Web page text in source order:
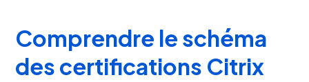
Comprendre le schéma
des certifications Citrix